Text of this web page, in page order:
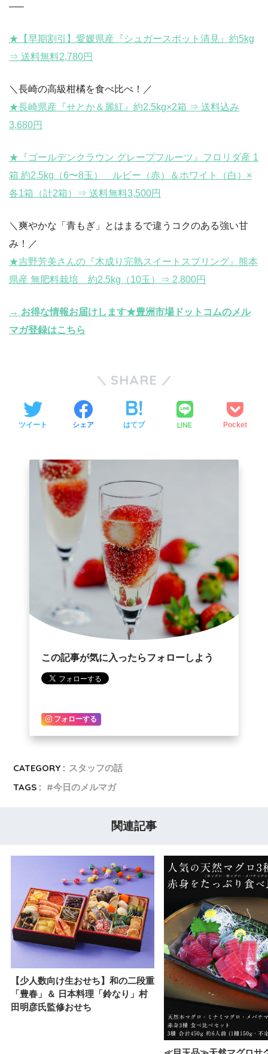
—–
★【早期割引】愛媛県産『シュガースポット清見』約5kg
⇒ 送料無料2,780円
＼長崎の高級柑橘を食べ比べ！／
★長崎県産『せとか＆麗紅』約2.5kg×2箱 ⇒ 送料込み
3,680円
★『ゴールデンクラウン グレープフルーツ』フロリダ産 1
箱 約2.5kg（6〜8玉） ルビー（赤）＆ホワイト（白）×
各1箱（計2箱）⇒ 送料無料3,500円
＼爽やかな「青もぎ」とはまるで違うコクのある強い甘
み！／
★吉野芳美さんの『木成り完熟スイートスプリング』熊本
県産 無肥料栽培 約2.5kg（10玉）⇒ 2,800円
→ お得な情報お届けします★豊洲市場ドットコムのメル
マガ登録はこちら
SHARE
ツイート シェア はてブ LINE Pocket
この記事が気に入ったらフォローしよう
フォローする
CATEGORY : スタッフの話
TAGS :
今日のメルマガ
関連記事
【少人数向け生おせち】和の二段重
「豊春」＆ 日本料理「鈴なり」村
田明彦氏監修おせち